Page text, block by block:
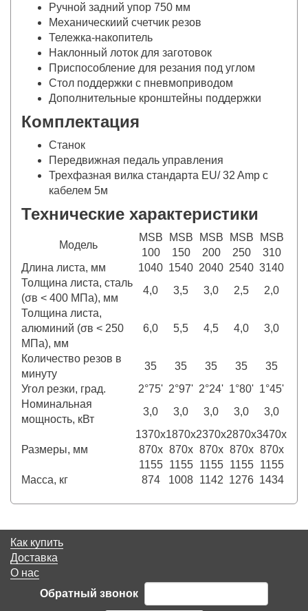
Ручной задний упор 750 мм
Механическиий счетчик резов
Тележка-накопитель
Наклонный лоток для заготовок
Приспособление для резания под углом
Стол поддержки с пневмоприводом
Дополнительные кронштейны поддержки
Комплектация
Станок
Передвижная педаль управления
Трехфазная вилка стандарта EU/ 32 Amp с
кабелем 5м
Технические характеристики
Модель
MSB
100
MSB
150
MSB
200
MSB
250
MSB
310
Длина листа, мм
1040 1540 2040 2540 3140
Толщина листа, сталь
(σв < 400 МПа), мм
4,0 3,5 3,0 2,5
2,0
Толщина листа,
алюминий (σв < 250
МПа), мм
6,0 5,5 4,5 4,0 3,0
Количество резов в
минуту
35 35 35 35
35
Угол резки, град.
2°75' 2°97' 2°24' 1°80' 1°45'
Номинальная
мощность, кВт
3,0 3,0 3,0 3,0 3,0
Размеры, мм
1370x
870x
1155
1870x
870x
1155
2370x
870x
1155
2870x
870x
1155
3470x
870x
1155
Масса, кг
874 1008 1142 1276 1434
Как купить
Доставка
О нас
Обратный звонок